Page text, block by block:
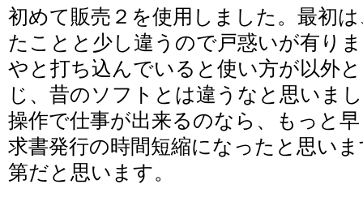
初めて販売２を使用しました。最初
たことと少し違うので戸惑いが有り
やと打ち込んでいると使い方が以外
じ、昔のソフトとは違うなと思いま
操作で仕事が出来るのなら、もっと
求書発行の時間短縮になったと思い
第だと思います。